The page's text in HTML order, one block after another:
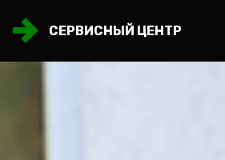
СЕРВИСНЫЙ ЦЕНТР